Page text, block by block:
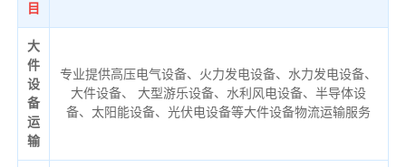
目
大
件
设
备
运
输
专业提供高压电气设备、火力发电设备、水力发电设备、
大件设备、 大型游乐设备、水利风电设备、半导体设
备、太阳能设备、光伏电设备等大件设备物流运输服务